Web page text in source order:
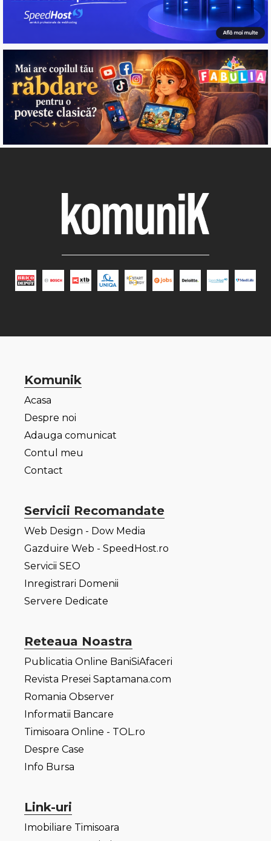
Komunik
Acasa
Despre noi
Adauga comunicat
Contul meu
Contact
Servicii Recomandate
Web Design - Dow Media
Gazduire Web - SpeedHost.ro
Servicii SEO
Inregistrari Domenii
Servere Dedicate
Reteaua Noastra
Publicatia Online BaniSiAfaceri
Revista Presei Saptamana.com
Romania Observer
Informatii Bancare
Timisoara Online - TOL.ro
Despre Case
Info Bursa
Link-uri
Imobiliare Timisoara